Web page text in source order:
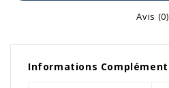
Avis (0)
Informations